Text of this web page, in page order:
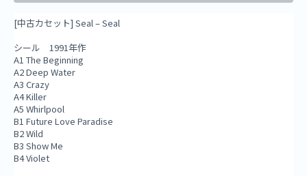
[中古カセット] Seal ‎– Seal
シール 1991年作
A1 The Beginning
A2 Deep Water
A3 Crazy
A4 Killer
A5 Whirlpool
B1 Future Love Paradise
B2 Wild
B3 Show Me
B4 Violet